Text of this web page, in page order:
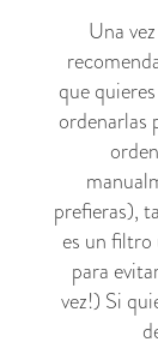
Una
que
ordenarlas
prefieras),
es un filtro
para
vez!) Si